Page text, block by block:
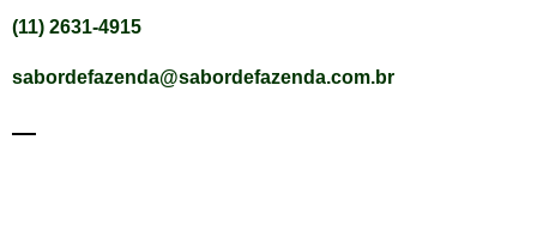
(11) 2631-4915
sabordefazenda@sabordefazenda.com.br